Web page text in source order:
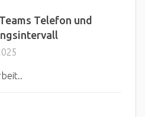
Telefon und